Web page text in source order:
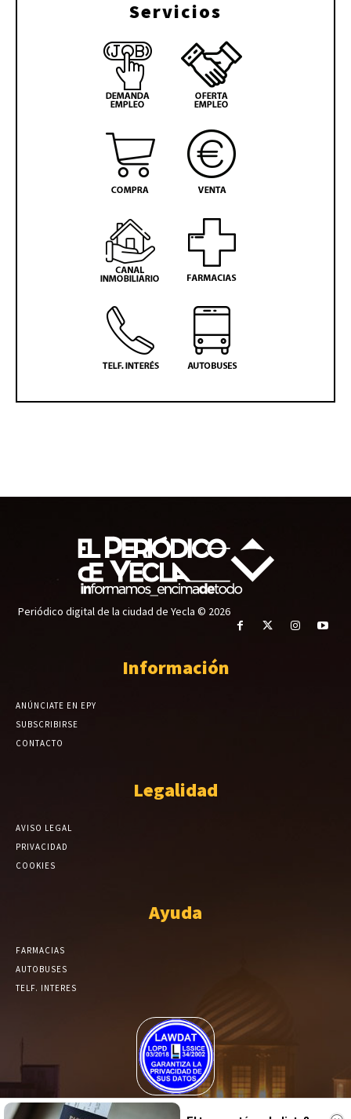
Servicios
Periódico digital de la ciudad de Yecla © 2026
Información
ANÚNCIATE EN EPY
SUBSCRIBIRSE
CONTACTO
Legalidad
AVISO LEGAL
PRIVACIDAD
COOKIES
Ayuda
FARMACIAS
AUTOBUSES
TELF. INTERES
El Periódico de Yecla alcanza un grado más de compromiso en el